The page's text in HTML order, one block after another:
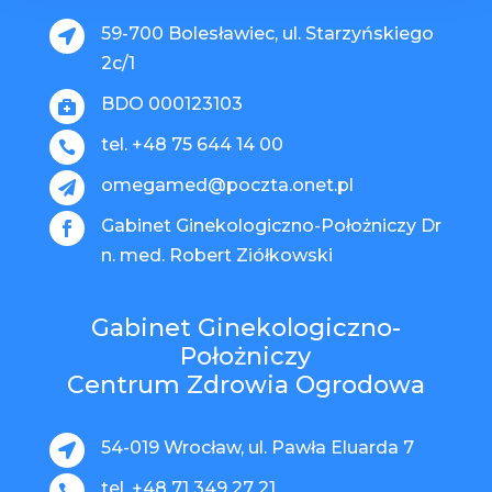

59-700 Bolesławiec, ul. Starzyńskiego
2c/1
 BDO 000123103
 tel. +48 75 644 14 00
 omegamed@poczta.onet.pl

Gabinet Ginekologiczno-Położniczy Dr
n. med. Robert Ziółkowski
Gabinet Ginekologiczno-
Położniczy
Centrum Zdrowia Ogrodowa
 54-019 Wrocław, ul. Pawła Eluarda 7